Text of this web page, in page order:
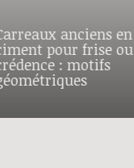
anciens en
pour frise ou
: motifs